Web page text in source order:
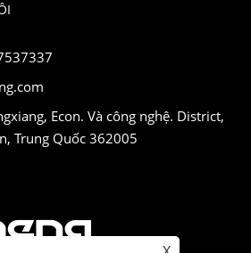
Econ. Và công nghệ. District,
Trung Quốc 362005